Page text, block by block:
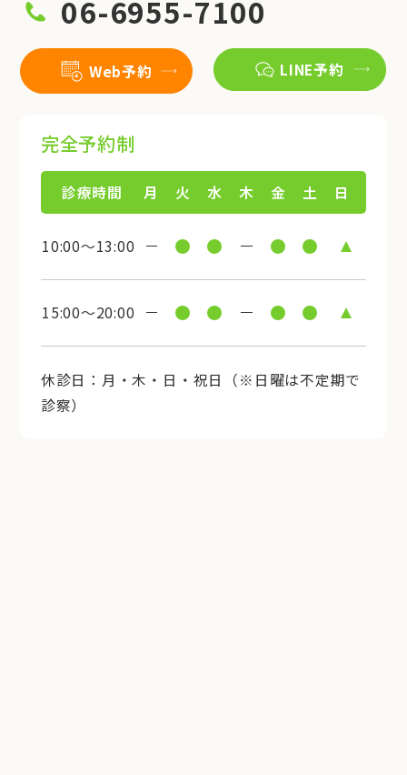
06-6955-7100
Web予約 LINE予約
完全予約制
診療時間 月 火 水 木 金 土 日
10:00～13:00
15:00～20:00
休診日：月・木・日・祝日（※日曜は不定期で
診察）